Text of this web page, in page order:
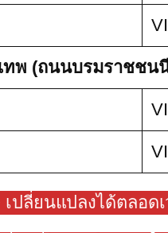
พ (ถนนบรมราชชน
ปลี่ยนแปลงได้ตลอดเ